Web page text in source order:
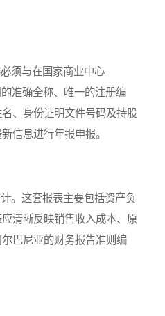
须与在国家商业中心
的准确全称、唯一的注册编
、身份证明文件号码及持股
信息进行年报申报。
。这套报表主要包括资产负
清晰反映销售收入成本、原
巴尼亚的财务报告准则编